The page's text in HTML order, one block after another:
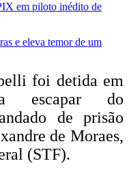
em piloto inédito de
e eleva temor de um
foi detida em
escapar do
de prisão
de Moraes,
(STF).